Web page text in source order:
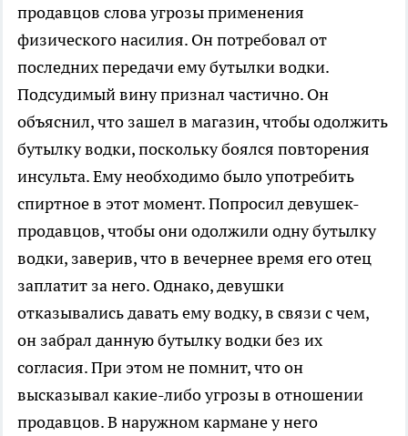
продавцов слова угрозы применения
физического насилия. Он потребовал от
последних передачи ему бутылки водки.
Подсудимый вину признал частично. Он
объяснил, что зашел в магазин, чтобы одолжить
бутылку водки, поскольку боялся повторения
инсульта. Ему необходимо было употребить
спиртное в этот момент. Попросил девушек-
продавцов, чтобы они одолжили одну бутылку
водки, заверив, что в вечернее время его отец
заплатит за него. Однако, девушки
отказывались давать ему водку, в связи с чем,
он забрал данную бутылку водки без их
согласия. При этом не помнит, что он
высказывал какие-либо угрозы в отношении
продавцов. В наружном кармане у него